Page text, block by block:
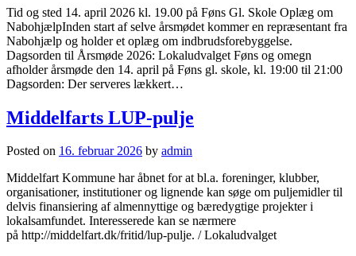
Tid og sted 14. april 2026 kl. 19.00 på Føns Gl. Skole Oplæg om
NabohjælpInden start af selve årsmødet kommer en repræsentant fra
Nabohjælp og holder et oplæg om indbrudsforebyggelse.
Dagsorden til Årsmøde 2026: Lokaludvalget Føns og omegn
afholder årsmøde den 14. april på Føns gl. skole, kl. 19:00 til 21:00
Dagsorden: Der serveres lækkert…
Middelfarts LUP-pulje
Posted on 16. februar 2026 by admin
Middelfart Kommune har åbnet for at bl.a. foreninger, klubber,
organisationer, institutioner og lignende kan søge om puljemidler til
delvis finansiering af almennyttige og bæredygtige projekter i
lokalsamfundet. Interesserede kan se nærmere
på http://middelfart.dk/fritid/lup-pulje. / Lokaludvalget